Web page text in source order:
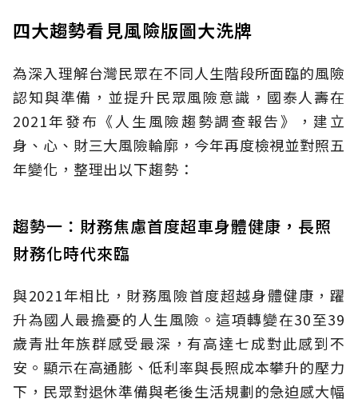
四大趨勢看見風險版圖大洗牌
為深入理解台灣民眾在不同人生階段所面臨的風險
認知與準備，並提升民眾風險意識，國泰人壽在
2021年發布《人生風險趨勢調查報告》，建立
身、心、財三大風險輪廓，今年再度檢視並對照五
年變化，整理出以下趨勢：
趨勢一：財務焦慮首度超車身體健康，長照
財務化時代來臨
與2021年相比，財務風險首度超越身體健康，躍
升為國人最擔憂的人生風險。這項轉變在30至39
歲青壯年族群感受最深，有高達七成對此感到不
安。顯示在高通膨、低利率與長照成本攀升的壓力
下，民眾對退休準備與老後生活規劃的急迫感大幅